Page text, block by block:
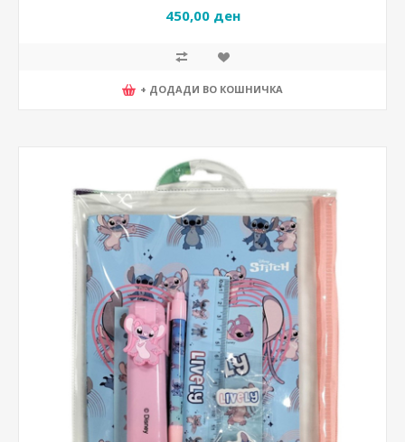
450,00 ден
+ ДОДАДИ ВО КОШНИЧКА